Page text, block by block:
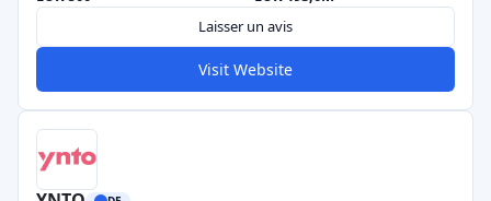
Laisser un avis
Visit Website